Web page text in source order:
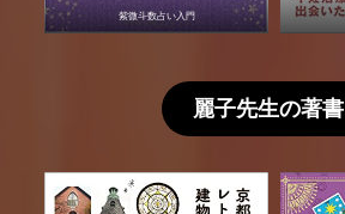
紫微斗数占い入門
麗子先生の著書